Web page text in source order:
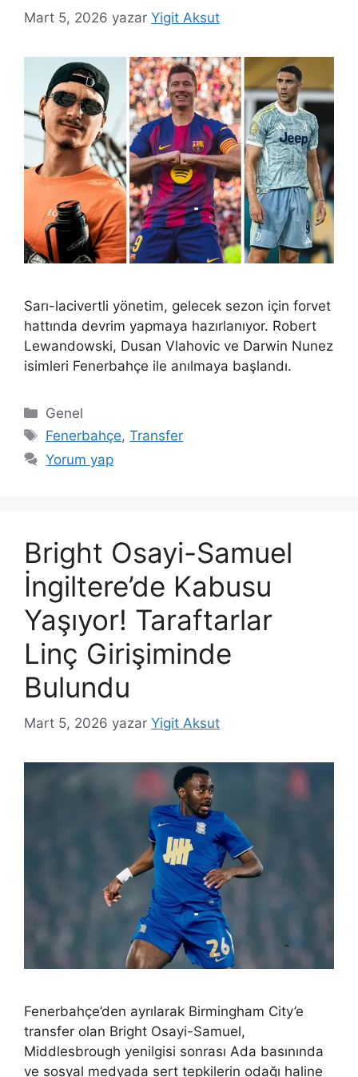
Mart 5, 2026 yazar Yigit Aksut
Sarı-lacivertli yönetim, gelecek sezon için forvet
hattında devrim yapmaya hazırlanıyor. Robert
Lewandowski, Dusan Vlahovic ve Darwin Nunez
isimleri Fenerbahçe ile anılmaya başlandı.
Kategoriler
Genel
Etiketler
Fenerbahçe,Transfer
Yorum yap
Bright Osayi-Samuel
İngiltere’de Kabusu
Yaşıyor! Taraftarlar
Linç Girişiminde
Bulundu
Mart 5, 2026 yazar Yigit Aksut
Fenerbahçe’den ayrılarak Birmingham City’e
transfer olan Bright Osayi-Samuel,
Middlesbrough yenilgisi sonrası Ada basınında
ve sosyal medyada sert tepkilerin odağı haline